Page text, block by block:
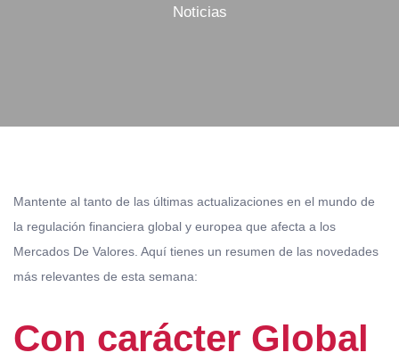
Noticias
Mantente al tanto de las últimas actualizaciones en el mundo de
la regulación financiera global y europea que afecta a los
Mercados De Valores. Aquí tienes un resumen de las novedades
más relevantes de esta semana:
Con carácter Global